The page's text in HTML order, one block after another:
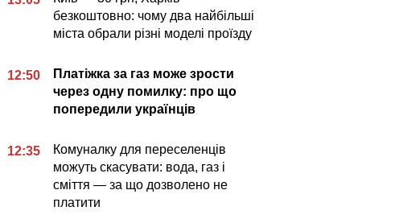
безкоштовно: чому два найбільші
міста обрали різні моделі проїзду
12:50
Платіжка за газ може зрости
через одну помилку: про що
попередили українців
12:35
Комуналку для переселенців
можуть скасувати: вода, газ і
сміття — за що дозволено не
платити